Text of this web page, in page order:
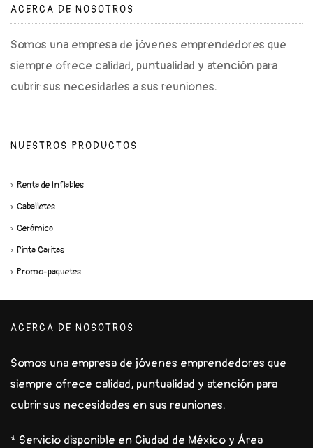
ACERCA DE NOSOTROS
Somos una empresa de jóvenes emprendedores que
siempre ofrece calidad, puntualidad y atención para
cubrir sus necesidades a sus reuniones.
NUESTROS PRODUCTOS
Renta de Inflables
Caballetes
Cerámica
Pinta Caritas
Promo-paquetes
ACERCA DE NOSOTROS
Somos una empresa de jóvenes emprendedores que
siempre ofrece calidad, puntualidad y atención para
cubrir sus necesidades en sus reuniones.
* Servicio disponible en Ciudad de México y Área